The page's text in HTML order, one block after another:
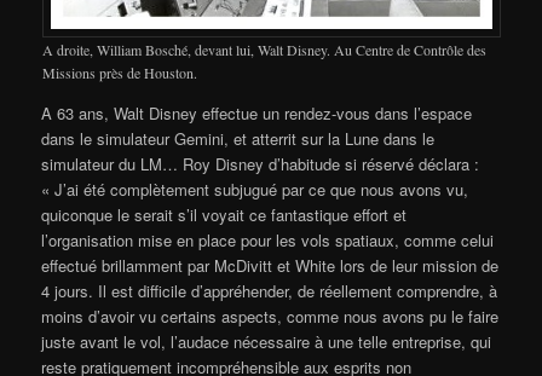
A droite, William Bosché, devant lui, Walt Disney. Au Centre de Contrôle des
Missions près de Houston.
A 63 ans, Walt Disney effectue un rendez-vous dans l’espace
dans le simulateur Gemini, et atterrit sur la Lune dans le
simulateur du LM… Roy Disney d’habitude si réservé déclara :
« J’ai été complètement subjugué par ce que nous avons vu,
quiconque le serait s’il voyait ce fantastique effort et
l’organisation mise en place pour les vols spatiaux, comme celui
effectué brillamment par McDivitt et White lors de leur mission de
4 jours. Il est difficile d’appréhender, de réellement comprendre, à
moins d’avoir vu certains aspects, comme nous avons pu le faire
juste avant le vol, l’audace nécessaire à une telle entreprise, qui
reste pratiquement incompréhensible aux esprits non